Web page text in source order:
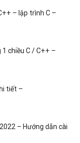
– lập trình C –
chiều C / C++ –
tiết –
– Hướng dẫn cài